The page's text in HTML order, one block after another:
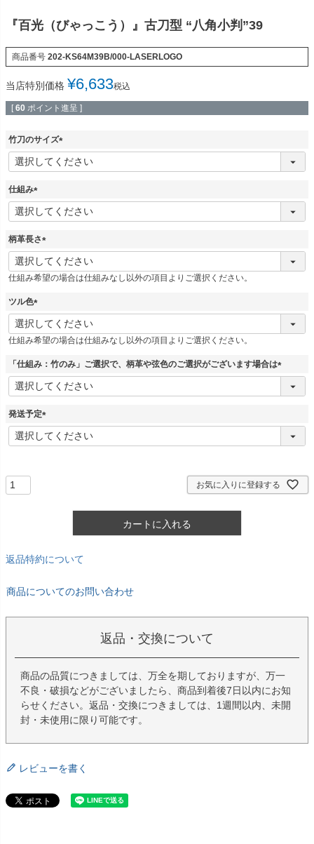
『百光（びゃっこう）』古刀型 “八角小判”39
商品番号 202-KS64M39B/000-LASERLOGO
当店特別価格 ¥6,633税込
[ 60 ポイント進呈 ]
竹刀のサイズ
(
必
仕組み
(
必
)
柄革長さ
(
必
須
仕組み希望の場合は仕組みなし以外の項目よりご選択ください。
ツル色
(
必
須
仕組み希望の場合は仕組みなし以外の項目よりご選択ください。
「仕組み：竹のみ」ご選択で、柄革や弦色のご選択がございます場合は
(
発送予定
(
必
お気に入りに登録する
カートに入れる
返品特約について
商品についてのお問い合わせ
返品・交換について
商品の品質につきましては、万全を期しておりますが、万一
不良・破損などがございましたら、商品到着後7日以内にお知
らせください。返品・交換につきましては、1週間以内、未開
封・未使用に限り可能です。
レビューを書く